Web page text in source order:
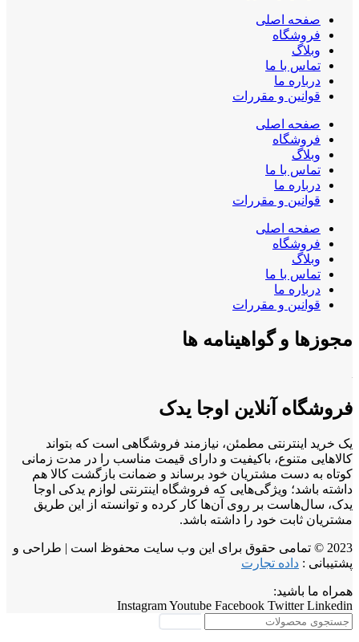
صفحه اصلی
فروشگاه
وبلاگ
تماس با ما
درباره ما
قوانین و مقررات
صفحه اصلی
فروشگاه
وبلاگ
تماس با ما
درباره ما
قوانین و مقررات
صفحه اصلی
فروشگاه
وبلاگ
تماس با ما
درباره ما
قوانین و مقررات
مجوزها و گواهینامه ها
فروشگاه آنلاین اوجا یدک
یک خرید اینترنتی مطمئن، نیازمند فروشگاهی است که بتواند
کالاهایی متنوع، باکیفیت و دارای قیمت مناسب را در مدت زمانی
کوتاه به دست مشتریان خود برساند و ضمانت بازگشت کالا هم
داشته باشد؛ ویژگی‌هایی که فروشگاه اینترنتی لوازم یدکی اوجا
یدک، سال‌هاست بر روی آن‌ها کار کرده و توانسته از این طریق
مشتریان ثابت خود را داشته باشد.
2023 © تمامی حقوق برای این وب سایت محفوظ است | طراحی و
پشتیبانی : داده تجارت
همراه ما باشید:
InstagramYoutube Facebook Twitter Linkedin